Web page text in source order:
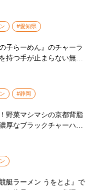
#愛知県
子らーめん』のチャーラ
持つ手が止まらない無限
#静岡
野菜マシマシの京都背脂
厚なブラックチャーハン
艇ラーメン うをとよ』で